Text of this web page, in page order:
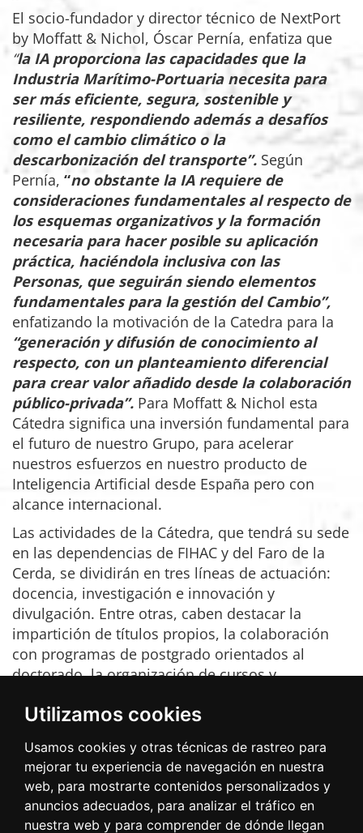
Utilizamos cookies
Usamos cookies y otras técnicas de rastreo para
mejorar tu experiencia de navegación en nuestra
web, para mostrarte contenidos personalizados y
anuncios adecuados, para analizar el tráfico en
nuestra web y para comprender de dónde llegan
El socio-fundador y director técnico de NextPort
by Moffatt & Nichol, Óscar Pernía, enfatiza que
“la IA proporciona las capacidades que la
Industria Marítimo-Portuaria necesita para
ser más eficiente, segura, sostenible y
resiliente, respondiendo además a desafíos
como el cambio climático o la
descarbonización del transporte”. Según
Pernía, “no obstante la IA requiere de
consideraciones fundamentales al respecto de
los esquemas organizativos y la formación
necesaria para hacer posible su aplicación
práctica, haciéndola inclusiva con las
Personas, que seguirán siendo elementos
fundamentales para la gestión del Cambio”,
enfatizando la motivación de la Catedra para la
“generación y difusión de conocimiento al
respecto, con un planteamiento diferencial
para crear valor añadido desde la colaboración
público-privada”. Para Moffatt & Nichol esta
Cátedra significa una inversión fundamental para
el futuro de nuestro Grupo, para acelerar
nuestros esfuerzos en nuestro producto de
Inteligencia Artificial desde España pero con
alcance internacional.
Las actividades de la Cátedra, que tendrá su sede
en las dependencias de FIHAC y del Faro de la
Cerda, se dividirán en tres líneas de actuación:
docencia, investigación e innovación y
divulgación. Entre otras, caben destacar la
impartición de títulos propios, la colaboración
con programas de postgrado orientados al
doctorado, la organización de cursos y
apoyo a trabajos de fin de grado, especialista
Una de sus primeras acciones será la celebración
del Encuentro“¿Sueñan los Puertos con Bots
Automáticos? Adopción y Uso de la Tecnologías
de Inteligencia Artificial en los Puertos”, que